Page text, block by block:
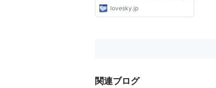
lovesky.jp
関連ブログ